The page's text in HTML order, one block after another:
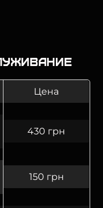
Цена
430 грн
150 грн